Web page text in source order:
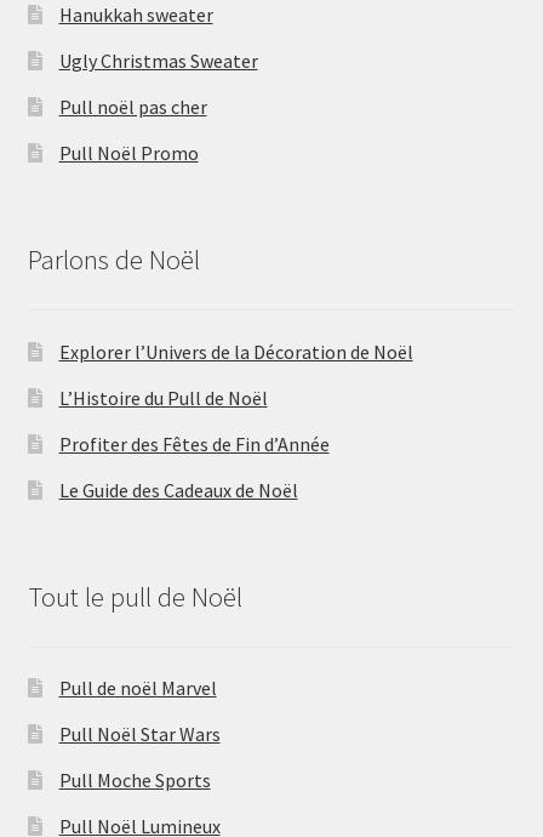
Hanukkah sweater
Ugly Christmas Sweater
Pull noël pas cher
Pull Noël Promo
Parlons de Noël
Explorer l’Univers de la Décoration de Noël
L’Histoire du Pull de Noël
Profiter des Fêtes de Fin d’Année
Le Guide des Cadeaux de Noël
Tout le pull de Noël
Pull de noël Marvel
Pull Noël Star Wars
Pull Moche Sports
Pull Noël Lumineux